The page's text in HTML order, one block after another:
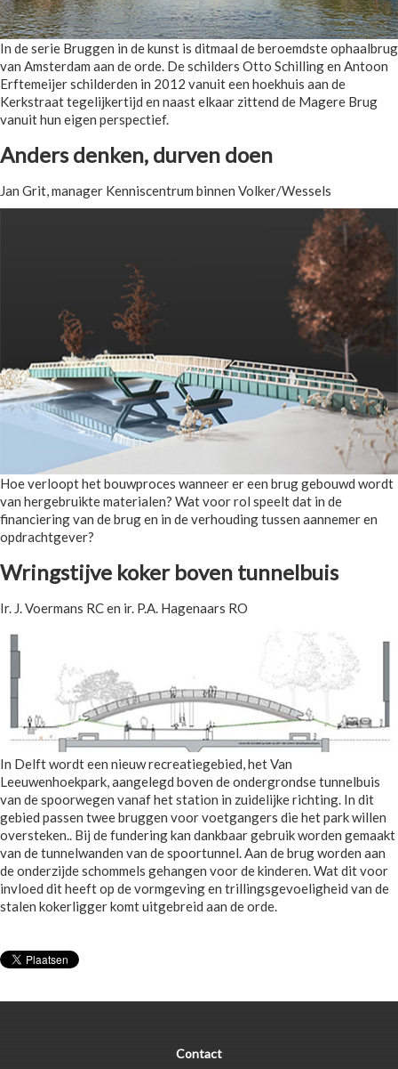
In de serie Bruggen in de kunst is ditmaal de beroemdste ophaalbrug
van Amsterdam aan de orde. De schilders Otto Schilling en Antoon
Erftemeijer schilderden in 2012 vanuit een hoekhuis aan de
Kerkstraat tegelijkertijd en naast elkaar zittend de Magere Brug
vanuit hun eigen perspectief.
Anders denken, durven doen
Jan Grit, manager Kenniscentrum binnen Volker/Wessels
Hoe verloopt het bouwproces wanneer er een brug gebouwd wordt
van hergebruikte materialen? Wat voor rol speelt dat in de
financiering van de brug en in de verhouding tussen aannemer en
opdrachtgever?
Wringstijve koker boven tunnelbuis
Ir. J. Voermans RC en ir. P.A. Hagenaars RO
In Delft wordt een nieuw recreatiegebied, het Van
Leeuwenhoekpark, aangelegd boven de ondergrondse tunnelbuis
van de spoorwegen vanaf het station in zuidelijke richting. In dit
gebied passen twee bruggen voor voetgangers die het park willen
oversteken.. Bij de fundering kan dankbaar gebruik worden gemaakt
van de tunnelwanden van de spoortunnel. Aan de brug worden aan
de onderzijde schommels gehangen voor de kinderen. Wat dit voor
invloed dit heeft op de vormgeving en trillingsgevoeligheid van de
stalen kokerligger komt uitgebreid aan de orde.
Contact